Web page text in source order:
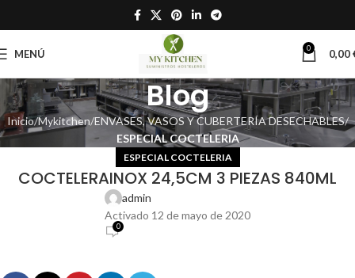
MENÚ 0 0,00
Blog
Inicio Mykitchen ENVASES, VASOS Y CUBERTERÍA DESECHABLES
ESPECIAL COCTELERIA
ESPECIAL COCTELERIA
COCTELERAINOX 24,5CM 3 PIEZAS 840ML
admin
Activado 12 de mayo de 2020
0